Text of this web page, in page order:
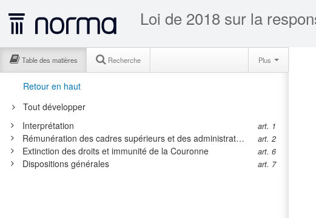
Loi de 2018 sur la
Table des matières Recherche Plus
Retour en haut
Tout développer
Interprétation
art. 1
Rémunération des cadres supérieurs et des administrateurs art. 2
Extinction des droits et immunité de la Couronne art. 6
Dispositions générales art. 7